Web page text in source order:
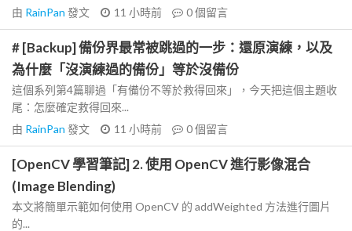
由 RainPan 發文 11 小時前 0個留言
# [Backup] 備份界最常被跳過的一步：還原演練，以及
為什麼「沒演練過的備份」等於沒備份
這個系列第4篇聊過「有備份不等於救得回來」，今天把這個主題收
尾：怎麼確定救得回來...
由 RainPan 發文 11 小時前 0個留言
[OpenCV 學習筆記] 2. 使用 OpenCV 進行影像混合
(Image Blending)
本文將簡單示範如何使用 OpenCV 的 addWeighted 方法進行圖片
的...